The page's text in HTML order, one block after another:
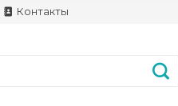
Контакты